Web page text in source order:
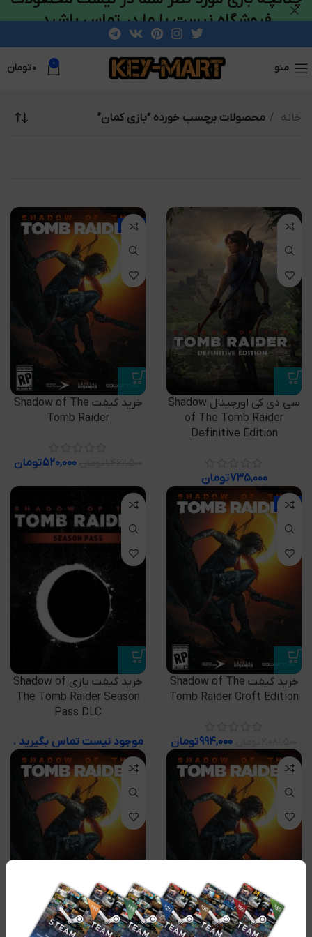
منو 0 ۰تومان
خانه محصولات برچسب خورده “بازی کمان”
سی دی کی اورجینال Shadow
of The Tomb Raider
Definitive Edition
۷۳۵,۰۰۰تومان
-64%
خرید گیفت Shadow of The
Tomb Raider
۵۲۰,۰۰۰تومان
-52%
خرید گیفت Shadow of The
Tomb Raider Croft Edition
۹۹۴,۰۰۰تومان
خرید گیفت بازی Shadow of
The Tomb Raider Season
Pass DLC
موجود نیست تماس بگیرید .
فروشگاه نیست با ما در تماس باشید